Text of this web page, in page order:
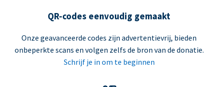
QR-codes eenvoudig gemaakt
Onze geavanceerde codes zijn advertentievrij, bieden
onbeperkte scans en volgen zelfs de bron van de donatie.
Schrijf je in om te beginnen